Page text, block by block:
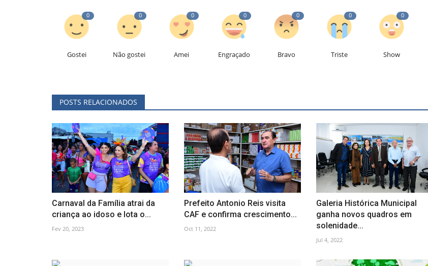
0
Gostei
0
Não gostei
0
Amei
0
Engraçado
0
Bravo
0
Triste
0
Show
POSTS RELACIONADOS
Carnaval da Família atrai da
criança ao idoso e lota o...
Fev 20, 2023
Prefeito Antonio Reis visita
CAF e confirma crescimento...
Oct 11, 2022
Galeria Histórica Municipal
ganha novos quadros em
solenidade...
Jul 4, 2022